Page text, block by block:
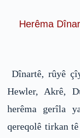
Herêma
Dînartê, rûyê
Hewler, Akrê,
herêma gerîla
qereqolê tirkan